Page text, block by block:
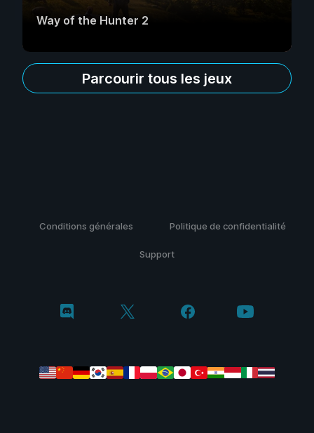
Way of the Hunter 2
Parcourir tous les jeux
Conditions générales Politique de confidentialité
Support